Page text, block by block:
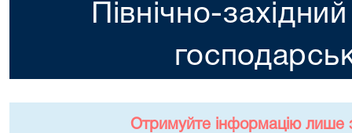
Північно-
Отримуйте інформацію лише